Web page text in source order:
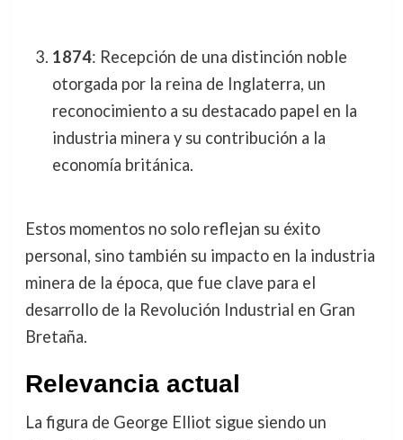
1874: Recepción de una distinción noble
otorgada por la reina de Inglaterra, un
reconocimiento a su destacado papel en la
industria minera y su contribución a la
economía británica.
Estos momentos no solo reflejan su éxito
personal, sino también su impacto en la industria
minera de la época, que fue clave para el
desarrollo de la Revolución Industrial en Gran
Bretaña.
Relevancia actual
La figura de George Elliot sigue siendo un